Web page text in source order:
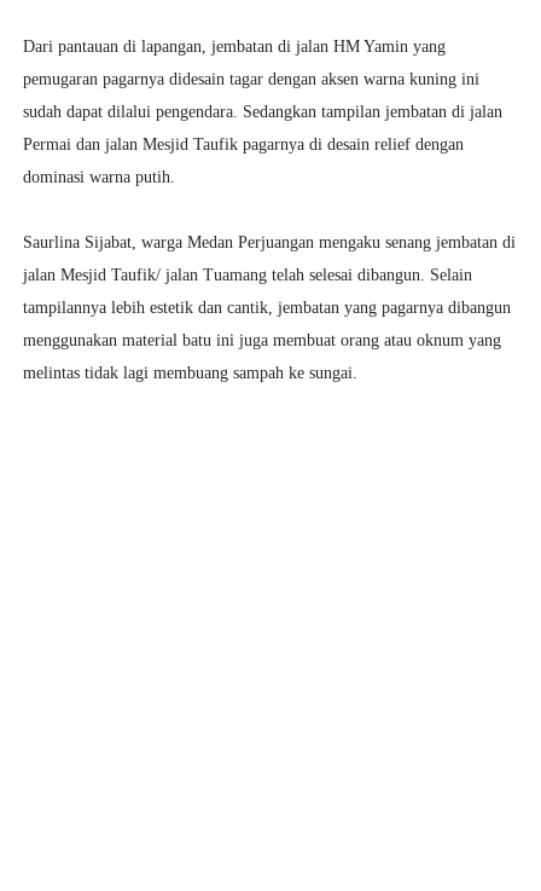
Dari pantauan di lapangan, jembatan di jalan HM Yamin yang
pemugaran pagarnya didesain tagar dengan aksen warna kuning ini
sudah dapat dilalui pengendara. Sedangkan tampilan jembatan di jalan
Permai dan jalan Mesjid Taufik pagarnya di desain relief dengan
dominasi warna putih.
Saurlina Sijabat, warga Medan Perjuangan mengaku senang jembatan di
jalan Mesjid Taufik/ jalan Tuamang telah selesai dibangun. Selain
tampilannya lebih estetik dan cantik, jembatan yang pagarnya dibangun
menggunakan material batu ini juga membuat orang atau oknum yang
melintas tidak lagi membuang sampah ke sungai.